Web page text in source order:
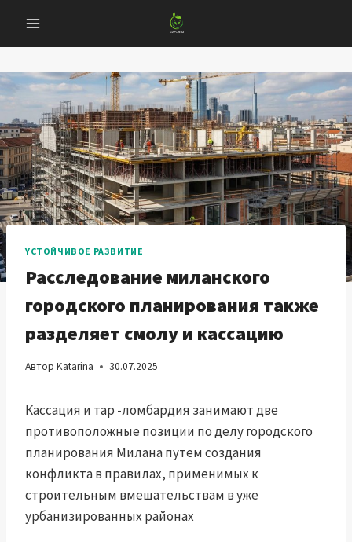
содержанию
YСТОЙЧИВОЕ РАЗВИТИЕ
Расследование миланского
городского планирования также
разделяет смолу и кассацию
Автор Katarina 30.07.2025
Кассация и тар -ломбардия занимают две
противоположные позиции по делу городского
планирования Милана путем создания
конфликта в правилах, применимых к
строительным вмешательствам в уже
урбанизированных районах